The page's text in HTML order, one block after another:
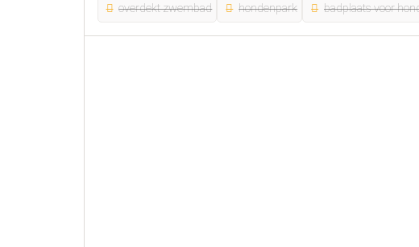
overdekt zwembad hondenpark badplaats voor